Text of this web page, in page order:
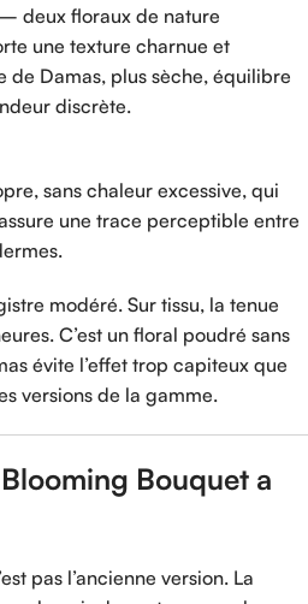
deux floraux de nature
une texture charnue et
de Damas, plus sèche, équilibre
discrète.
sans chaleur excessive, qui
une trace perceptible entre
modéré. Sur tissu, la tenue
C’est un floral poudré sans
évite l’effet trop capiteux que
versions de la gamme.
Bouquet a
pas l’ancienne version. La